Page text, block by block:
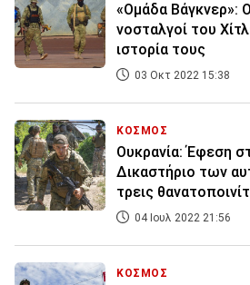
«Ομάδα Βάγκνερ»:
νοσταλγοί του
ιστορία τους
03 Οκτ 2022 15:38
ΚΟΣΜΟΣ
Ουκρανία: Έφεση
Δικαστήριο των
τρεις
04 Ιουλ 2022 21:56
ΚΟΣΜΟΣ